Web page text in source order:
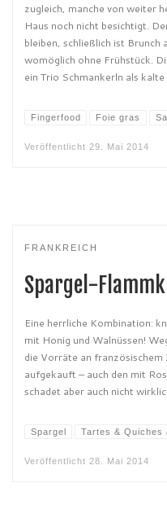
zugleich, manche von weiter
Haus noch nicht besichtigt.
bleiben, schließlich ist Brunch
womöglich ohne Frühstück.
ein Trio Schmankerln als
Fingerfood Foie gras
Veröffentlicht 29. Mai 2014
FRANKREICH
Spargel-
Eine herrliche Kombination:
mit Honig und Walnüssen!
die Vorräte an
aufgekauft – auch den mit
schadet aber auch nicht
Spargel Tartes & Quiches
Veröffentlicht 28. Mai 2014